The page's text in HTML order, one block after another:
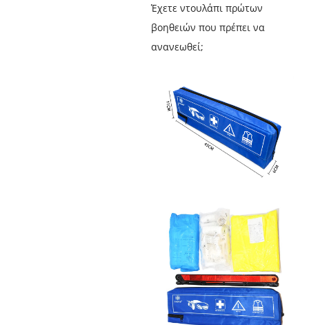
Έχετε ντουλάπι πρώτων
βοηθειών που πρέπει να
ανανεωθεί;